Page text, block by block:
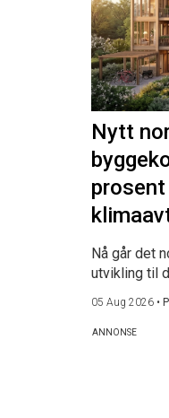
Nytt
Nå går det
utvikling til
05 Aug 2026 •